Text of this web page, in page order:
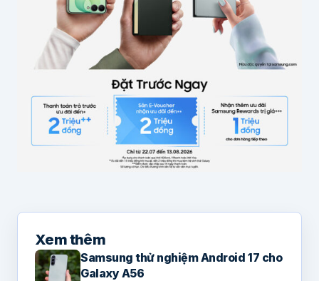
Xem thêm
Samsung thử nghiệm Android 17 cho
Galaxy A56